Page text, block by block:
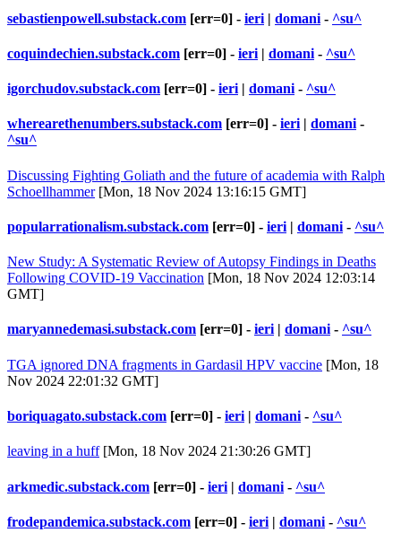
sebastienpowell.substack.com [err=0] - ieri | domani - ^su^
coquindechien.substack.com [err=0] - ieri | domani - ^su^
igorchudov.substack.com [err=0] - ieri | domani - ^su^
wherearethenumbers.substack.com [err=0] - ieri| domani-
^su^
Discussing Fighting Goliath and the future of academia with Ralph
Schoellhammer[Mon, 18 Nov 2024 13:16:15 GMT]
popularrationalism.substack.com [err=0] - ieri | domani - ^su^
New Study: A Systematic Review of Autopsy Findings in Deaths
Following COVID-19 Vaccination [Mon, 18 Nov 2024 12:03:14
GMT]
maryannedemasi.substack.com [err=0] - ieri| domani- ^su^
TGA ignored DNA fragments in Gardasil HPV vaccine [Mon, 18
Nov 2024 22:01:32 GMT]
boriquagato.substack.com [err=0] - ieri | domani - ^su^
leaving in a huff[Mon, 18 Nov 2024 21:30:26 GMT]
arkmedic.substack.com [err=0] - ieri | domani - ^su^
frodepandemica.substack.com [err=0] - ieri | domani - ^su^